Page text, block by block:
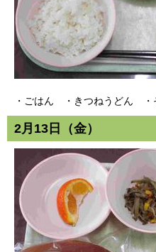
・ごはん ・きつねうどん
2月13日（金）